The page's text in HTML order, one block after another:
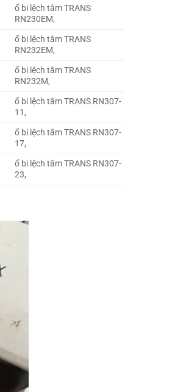
ổ bi lệch tâm TRANS
RN230EM,
ổ bi lệch tâm TRANS
RN232EM,
ổ bi lệch tâm TRANS
RN232M,
ổ bi lệch tâm TRANS RN307-
11,
ổ bi lệch tâm TRANS RN307-
17,
ổ bi lệch tâm TRANS RN307-
23,